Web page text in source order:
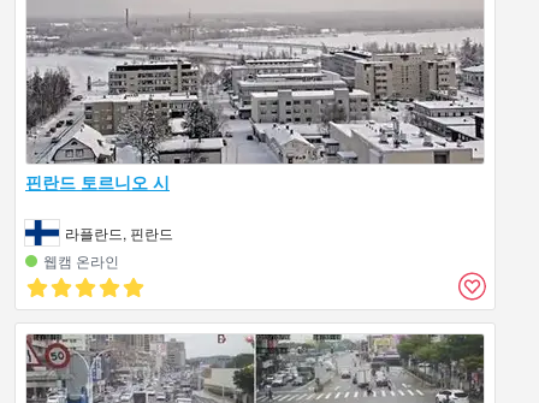
핀란드 토르니오 시
라플란드, 핀란드
웹캠 온라인